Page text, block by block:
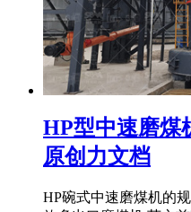
HP型中速磨煤
原创力文档
HP碗式中速磨煤机的